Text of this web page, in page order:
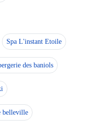
Spa L'instant Etoile
des baniols
belleville